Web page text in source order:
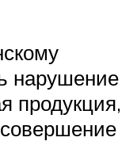
нарушение
продукция,